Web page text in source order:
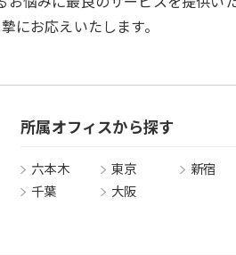
にお応えいたします。
所属オフィスから探す
六本木 東京 新宿
千葉
大阪